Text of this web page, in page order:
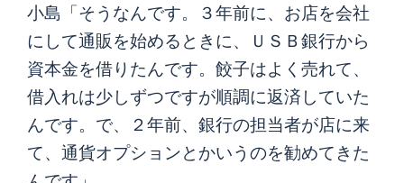
小島「そうなんです。３年前に、お店を会社
にして通販を始めるときに、ＵＳＢ銀行から
資本金を借りたんです。餃子はよく売れて、
借入れは少しずつですが順調に返済していた
んです。で、２年前、銀行の担当者が店に来
て、通貨オプションとかいうのを勧めてきた